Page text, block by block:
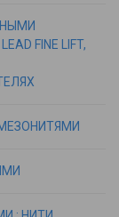
FINE LIFT,